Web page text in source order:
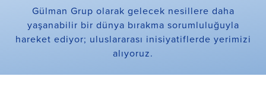
Gülman Grup olarak gelecek nesillere daha
yaşanabilir bir dünya bırakma sorumluluğuyla
hareket ediyor; uluslararası inisiyatiflerde yerimizi
alıyoruz.